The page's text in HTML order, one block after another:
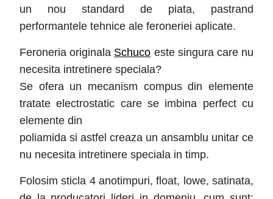
un nou standard de piata, pastrand
performantele tehnice ale feroneriei aplicate.
Feroneria originala Schuco este singura care nu
necesita intretinere speciala?
Se ofera un mecanism compus din elemente
tratate electrostatic care se imbina perfect cu
elemente din
poliamida si astfel creaza un ansamblu unitar ce
nu necesita intretinere speciala in timp.
Folosim sticla 4 anotimpuri, float, lowe, satinata,